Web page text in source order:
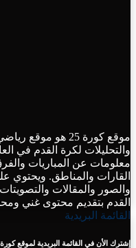
موقع كورة 25 هو
والتحليلات لكرة القدم في
معلومات عن المباريات
القارات والمناطق. ويحتوي
والصور والمقالات
القدم بتقديم محتوى غني
القائمة البريدية
إشترك الأن في القائمة البريدية لموقع كورة 25